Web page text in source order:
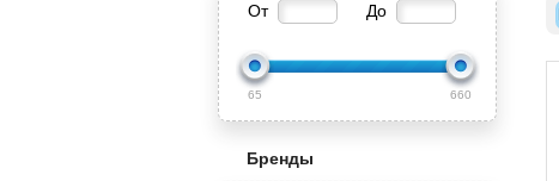
От До
65 660
Бренды